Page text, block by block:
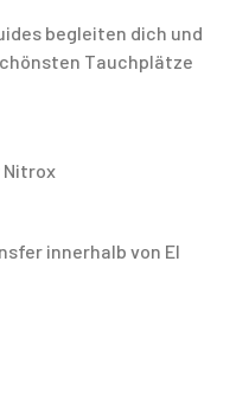
begleiten dich und
Tauchplätze
innerhalb von El